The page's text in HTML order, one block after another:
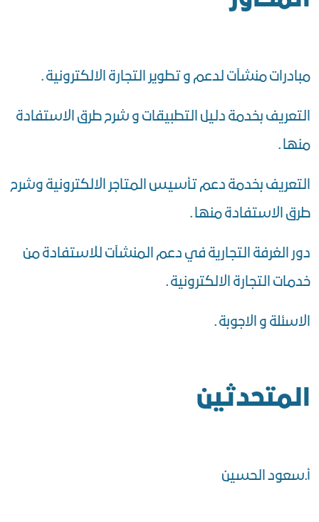
مبادرات منشآت لدعم و تطوير التجارة الالكترونية .
التعريف بخدمة دليل التطبيقات و شرح طرق الاستفادة
منها .
التعريف بخدمة دعم تأسيس المتاجر الالكترونية وشرح
طرق الاستفادة منها .
دور الغرفة التجارية في دعم المنشآت للاستفادة من
خدمات التجارة الالكترونية .
الاسئلة و الاجوبة .
المتحدثين
أ.سعود الحسين